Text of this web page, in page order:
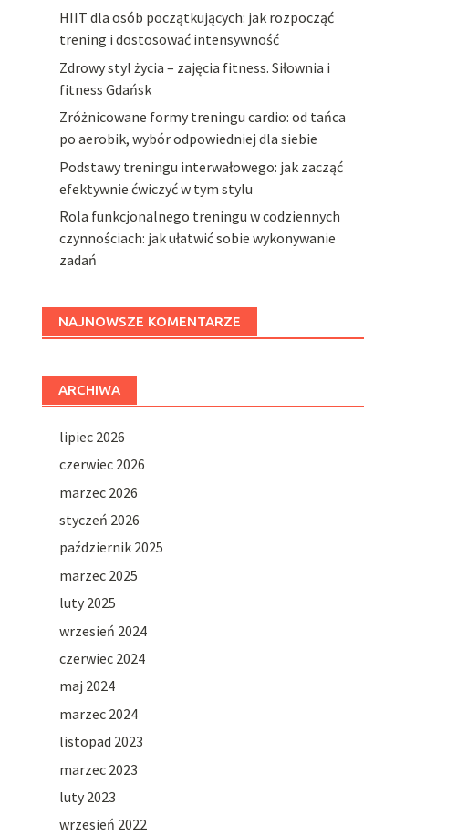
HIIT dla osób początkujących: jak rozpocząć
trening i dostosować intensywność
Zdrowy styl życia – zajęcia fitness. Siłownia i
fitness Gdańsk
Zróżnicowane formy treningu cardio: od tańca
po aerobik, wybór odpowiedniej dla siebie
Podstawy treningu interwałowego: jak zacząć
efektywnie ćwiczyć w tym stylu
Rola funkcjonalnego treningu w codziennych
czynnościach: jak ułatwić sobie wykonywanie
zadań
NAJNOWSZE KOMENTARZE
ARCHIWA
lipiec 2026
czerwiec 2026
marzec 2026
styczeń 2026
październik 2025
marzec 2025
luty 2025
wrzesień 2024
czerwiec 2024
maj 2024
marzec 2024
listopad 2023
marzec 2023
luty 2023
wrzesień 2022